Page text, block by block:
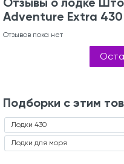
Adventure Extra 430
Отзывов пока нет
Подборки с этим
Лодки 430
Лодки для моря